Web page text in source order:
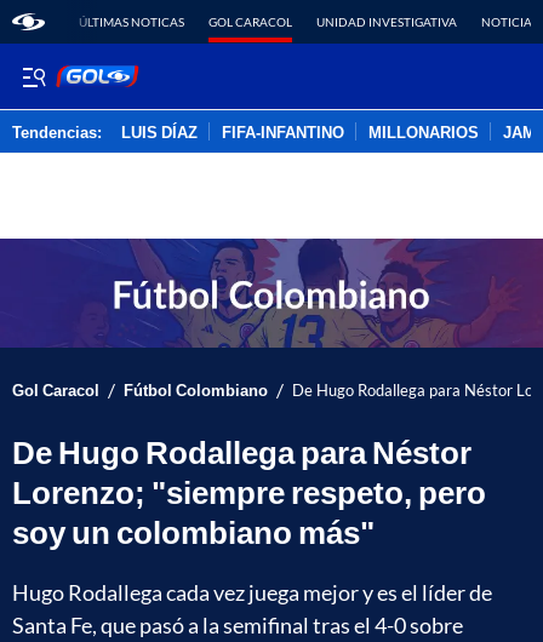
ÚLTIMAS NOTICAS GOL CARACOL UNIDAD INVESTIGATIVA NOTICIAS
Tendencias: LUIS DÍAZ FIFA-INFANTINO MILLONARIOS
Gol Caracol / Fútbol Colombiano / De Hugo Rodallega para Néstor
De Hugo Rodallega para Néstor
Lorenzo; "siempre respeto, pero
soy un colombiano más"
Hugo Rodallega cada vez juega mejor y es el líder de
Santa Fe, que pasó a la semifinal tras el 4-0 sobre